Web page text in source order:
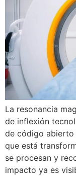
La resonancia
de inflexión
de código abierto
que está
se procesan y
impacto ya es